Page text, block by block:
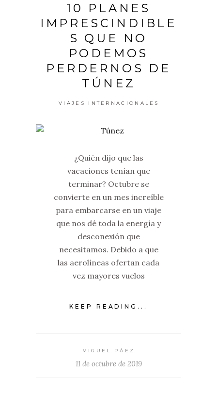
10 PLANES
IMPRESCINDIBLE
S QUE NO
PODEMOS
PERDERNOS DE
TÚNEZ
VIAJES INTERNACIONALES
¿Quién dijo que las
vacaciones tenían que
terminar? Octubre se
convierte en un mes increíble
para embarcarse en un viaje
que nos dé toda la energía y
desconexión que
necesitamos. Debido a que
las aerolíneas ofertan cada
vez mayores vuelos
KEEP READING...
MIGUEL PÁEZ
11 de octubre de 2019